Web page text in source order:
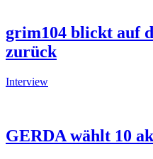
grim104 blickt auf
zurück
Interview
GERDA wählt 10